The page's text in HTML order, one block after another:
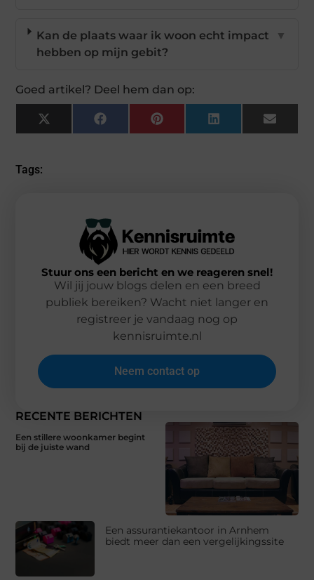
Kan de plaats waar ik woon echt impact
hebben op mijn gebit?
▼
Goed artikel? Deel hem dan op:
X
(Twitter)
FacebookPinterestLinkedIn Email
Tags:
RECENTE BERICHTEN
Een stillere woonkamer begint
bij de juiste wand
Een assurantiekantoor in Arnhem
biedt meer dan een vergelijkingssite
Stuur ons een bericht en we reageren snel!
Wil jij jouw blogs delen en een breed
publiek bereiken? Wacht niet langer en
registreer je vandaag nog op
kennisruimte.nl
Neem contact op